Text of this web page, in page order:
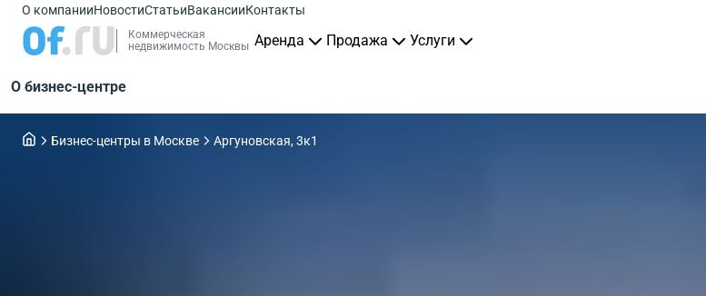
О компанииНовостиСтатьиВакансииКонтакты
Коммерческая
недвижимость Москвы Аренда Продажа Услуги
О бизнес-центре
Бизнес-центры в Москве Аргуновская, 3к1